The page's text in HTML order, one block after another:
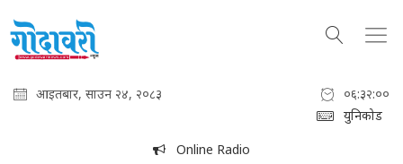
आइतबार, साउन २४, २०८३
०६:३२:०१
युनिकोड
Online Radio